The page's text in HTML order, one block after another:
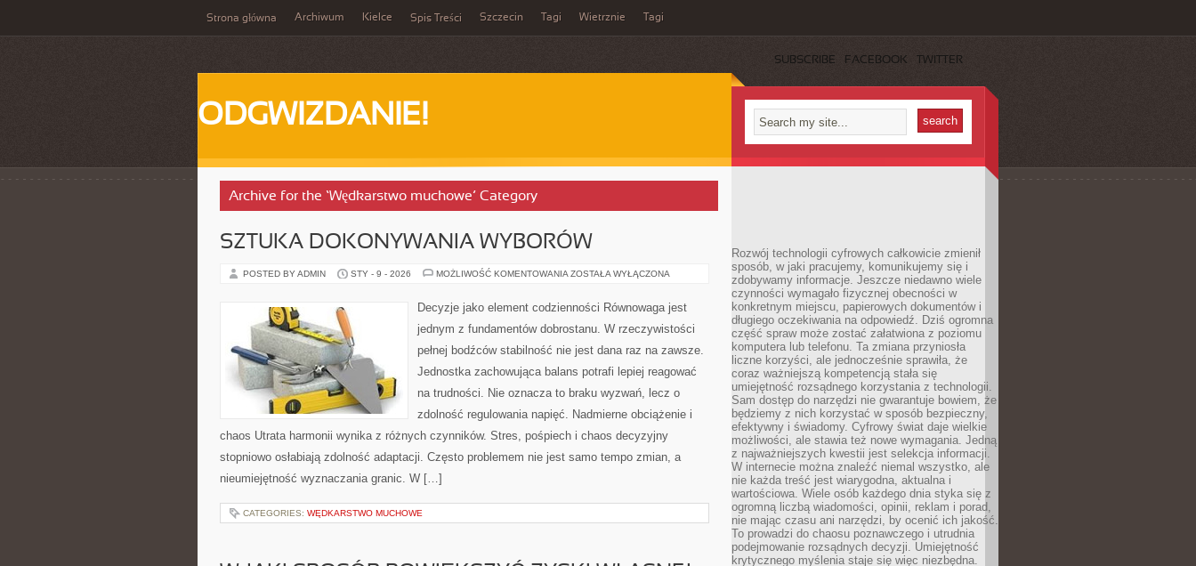
Strona główna Archiwum Kielce Spis Treści Szczecin Tagi Wietrznie Tagi
SUBSCRIBE FACEBOOK TWITTER
ODGWIZDANIE!
Archive for the ‘Wędkarstwo muchowe’ Category
SZTUKA DOKONYWANIA WYBORÓW
POSTED BY ADMIN STY - 9 - 2026 MOŻLIWOŚĆ KOMENTOWANIA SZTUKA
ZOSTAŁA WYŁĄCZONA
Decyzje jako element codzienności Równowaga jest
jednym z fundamentów dobrostanu. W rzeczywistości
pełnej bodźców stabilność nie jest dana raz na zawsze.
Jednostka zachowująca balans potrafi lepiej reagować
na trudności. Nie oznacza to braku wyzwań, lecz o
zdolność regulowania napięć. Nadmierne obciążenie i
chaos Utrata harmonii wynika z różnych czynników. Stres, pośpiech i chaos decyzyjny
stopniowo osłabiają zdolność adaptacji. Często problemem nie jest samo tempo zmian, a
nieumiejętność wyznaczania granic. W […]
CATEGORIES: WĘDKARSTWO MUCHOWE
Rozwój technologii cyfrowych całkowicie zmienił
sposób, w jaki pracujemy, komunikujemy się i
zdobywamy informacje. Jeszcze niedawno wiele
czynności wymagało fizycznej obecności w
konkretnym miejscu, papierowych dokumentów i
długiego oczekiwania na odpowiedź. Dziś ogromna
część spraw może zostać załatwiona z poziomu
komputera lub telefonu. Ta zmiana przyniosła
liczne korzyści, ale jednocześnie sprawiła, że
coraz ważniejszą kompetencją stała się
umiejętność rozsądnego korzystania z technologii.
Sam dostęp do narzędzi nie gwarantuje bowiem, że
będziemy z nich korzystać w sposób bezpieczny,
efektywny i świadomy. Cyfrowy świat daje wielkie
możliwości, ale stawia też nowe wymagania. Jedną
z najważniejszych kwestii jest selekcja informacji.
W internecie można znaleźć niemal wszystko, ale
nie każda treść jest wiarygodna, aktualna i
wartościowa. Wiele osób każdego dnia styka się z
ogromną liczbą wiadomości, opinii, reklam i porad,
nie mając czasu ani narzędzi, by ocenić ich jakość.
To prowadzi do chaosu poznawczego i utrudnia
podejmowanie rozsądnych decyzji. Umiejętność
krytycznego myślenia staje się więc niezbędna.